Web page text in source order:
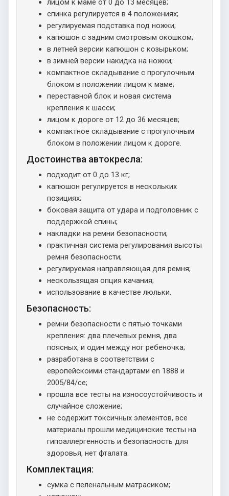
лицом к маме от 0 до 13 месяцев;
спинка регулируется в 4 положениях;
регулируемая подставка под ножки;
капюшон с задним смотровым окошком;
в летней версии капюшон с козырьком;
в зимней версии накидка на ножки;
компактное складывание с прогулочным
блоком в положении лицом к маме;
переставной блок и новая система
крепления к шасси;
лицом к дороге от 12 до 36 месяцев;
компактное складывание с прогулочным
блоком в положении лицом к дороге.
Достоинства автокресла:
подходит от 0 до 13 кг;
капюшон регулируется в нескольких
позициях;
боковая защита от удара и подголовник с
поддержкой спины;
накладки на ремни безопасности;
практичная система регулирования высоты
ремня безопасности;
регулируемая направляющая для ремня;
нескользящая опция качания;
использование в качестве люльки.
Безопасность:
ремни безопасности с пятью точками
крепления: два плечевых ремня, два
поясных, и один между ног ребеночка;
разработана в соответствии с
европейскоими стандартами en 1888 и
2005/84/ce;
прошла все тесты на износоустойчивость и
случайное сложение;
не содержит токсичных элементов, все
материалы прошли медицинские тесты на
гипоаллергенность и безопасность для
здоровья, нет фталата.
Комплектация:
сумка с пеленальным матрасиком;